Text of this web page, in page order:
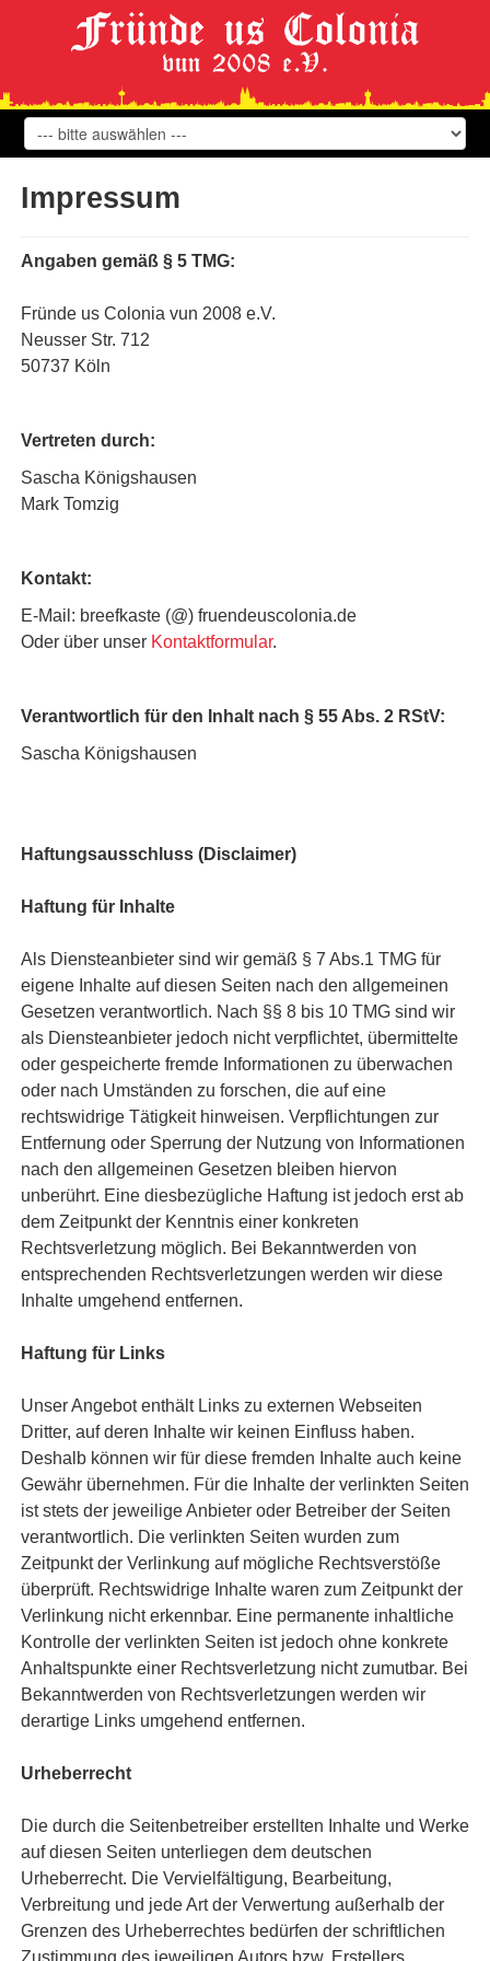
Impressum
Angaben gemäß § 5 TMG:
Fründe us Colonia vun 2008 e.V.
Neusser Str. 712
50737 Köln
Vertreten durch:
Sascha Königshausen
Mark Tomzig
Kontakt:
E-Mail: breefkaste (@) fruendeuscolonia.de
Oder über unser Kontaktformular.
Verantwortlich für den Inhalt nach § 55 Abs. 2 RStV:
Sascha Königshausen
Haftungsausschluss (Disclaimer)
Haftung für Inhalte
Als Diensteanbieter sind wir gemäß § 7 Abs.1 TMG für
eigene Inhalte auf diesen Seiten nach den allgemeinen
Gesetzen verantwortlich. Nach §§ 8 bis 10 TMG sind wir
als Diensteanbieter jedoch nicht verpflichtet, übermittelte
oder gespeicherte fremde Informationen zu überwachen
oder nach Umständen zu forschen, die auf eine
rechtswidrige Tätigkeit hinweisen. Verpflichtungen zur
Entfernung oder Sperrung der Nutzung von Informationen
nach den allgemeinen Gesetzen bleiben hiervon
unberührt. Eine diesbezügliche Haftung ist jedoch erst ab
dem Zeitpunkt der Kenntnis einer konkreten
Rechtsverletzung möglich. Bei Bekanntwerden von
entsprechenden Rechtsverletzungen werden wir diese
Inhalte umgehend entfernen.
Haftung für Links
Unser Angebot enthält Links zu externen Webseiten
Dritter, auf deren Inhalte wir keinen Einfluss haben.
Deshalb können wir für diese fremden Inhalte auch keine
Gewähr übernehmen. Für die Inhalte der verlinkten Seiten
ist stets der jeweilige Anbieter oder Betreiber der Seiten
verantwortlich. Die verlinkten Seiten wurden zum
Zeitpunkt der Verlinkung auf mögliche Rechtsverstöße
überprüft. Rechtswidrige Inhalte waren zum Zeitpunkt der
Verlinkung nicht erkennbar. Eine permanente inhaltliche
Kontrolle der verlinkten Seiten ist jedoch ohne konkrete
Anhaltspunkte einer Rechtsverletzung nicht zumutbar. Bei
Bekanntwerden von Rechtsverletzungen werden wir
derartige Links umgehend entfernen.
Urheberrecht
Die durch die Seitenbetreiber erstellten Inhalte und Werke
auf diesen Seiten unterliegen dem deutschen
Urheberrecht. Die Vervielfältigung, Bearbeitung,
Verbreitung und jede Art der Verwertung außerhalb der
Grenzen des Urheberrechtes bedürfen der schriftlichen